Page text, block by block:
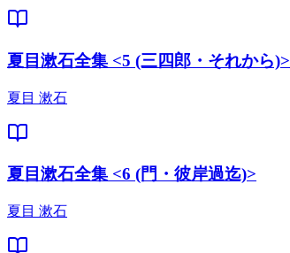
夏目漱石全集 <5 (三四郎・それから)>
夏目 漱石
夏目漱石全集 <6 (門・彼岸過迄)>
夏目 漱石